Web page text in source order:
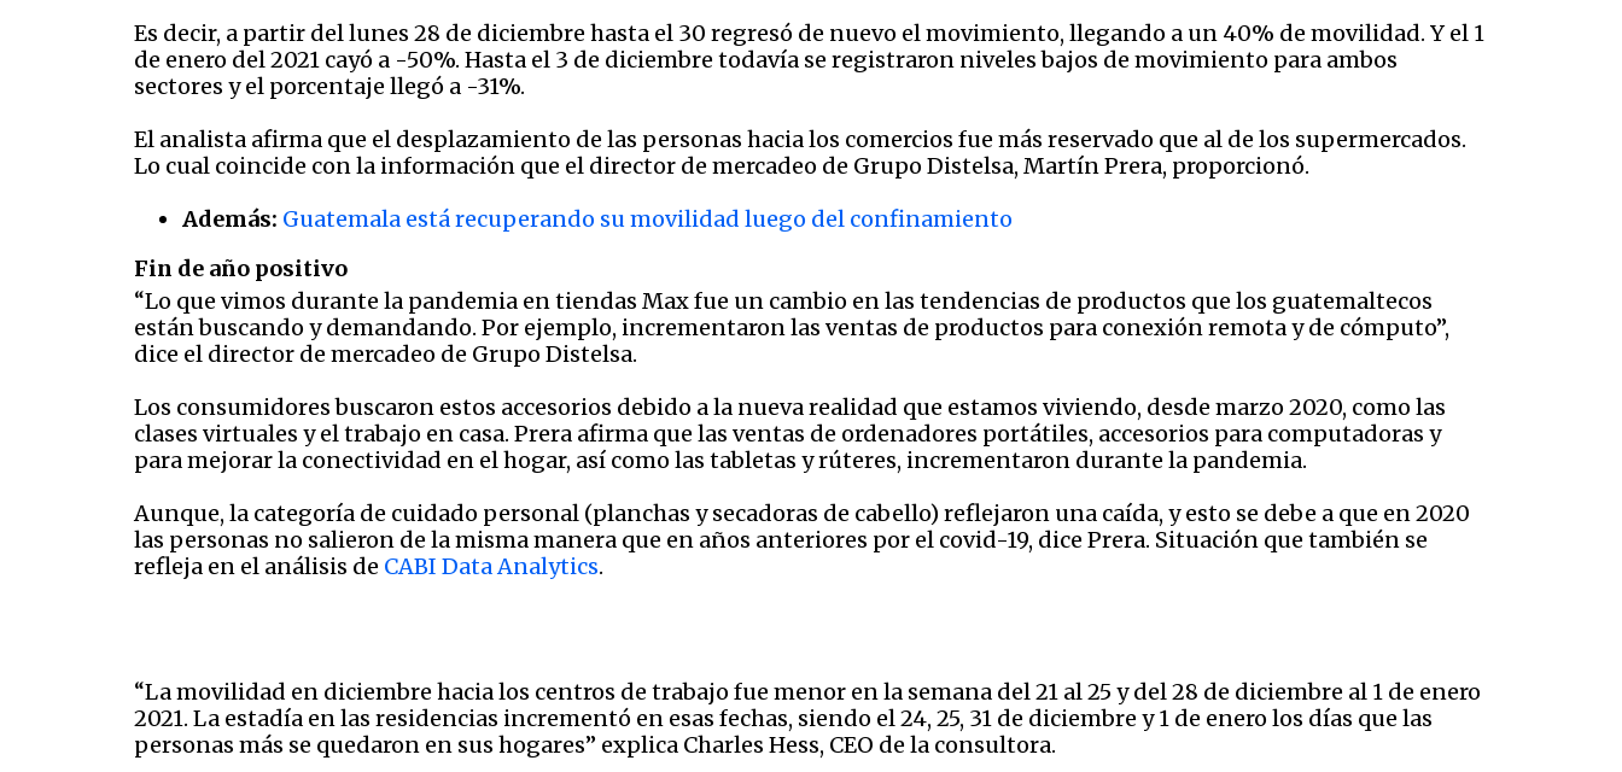
Es decir, a partir del lunes 28 de diciembre hasta el 30 regresó de nuevo el movimiento, llegando a un 40% de movilidad. Y el 1
de enero del 2021 cayó a -50%. Hasta el 3 de diciembre todavía se registraron niveles bajos de movimiento para ambos
sectores y el porcentaje llegó a -31%.
El analista afirma que el desplazamiento de las personas hacia los comercios fue más reservado que al de los supermercados.
Lo cual coincide con la información que el director de mercadeo de Grupo Distelsa, Martín Prera, proporcionó.
Además: Guatemala está recuperando su movilidad luego del confinamiento
Fin de año positivo
“Lo que vimos durante la pandemia en tiendas Max fue un cambio en las tendencias de productos que los guatemaltecos
están buscando y demandando. Por ejemplo, incrementaron las ventas de productos para conexión remota y de cómputo”,
dice el director de mercadeo de Grupo Distelsa.
Los consumidores buscaron estos accesorios debido a la nueva realidad que estamos viviendo, desde marzo 2020, como las
clases virtuales y el trabajo en casa. Prera afirma que las ventas de ordenadores portátiles, accesorios para computadoras y
para mejorar la conectividad en el hogar, así como las tabletas y rúteres, incrementaron durante la pandemia.
Aunque, la categoría de cuidado personal (planchas y secadoras de cabello) reflejaron una caída, y esto se debe a que en 2020
las personas no salieron de la misma manera que en años anteriores por el covid-19, dice Prera. Situación que también se
refleja en el análisis de CABI Data Analytics.
“La movilidad en diciembre hacia los centros de trabajo fue menor en la semana del 21 al 25 y del 28 de diciembre al 1 de enero
2021. La estadía en las residencias incrementó en esas fechas, siendo el 24, 25, 31 de diciembre y 1 de enero los días que las
personas más se quedaron en sus hogares” explica Charles Hess, CEO de la consultora.